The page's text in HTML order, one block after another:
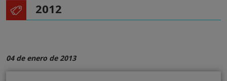
2012
04 de enero de 2013